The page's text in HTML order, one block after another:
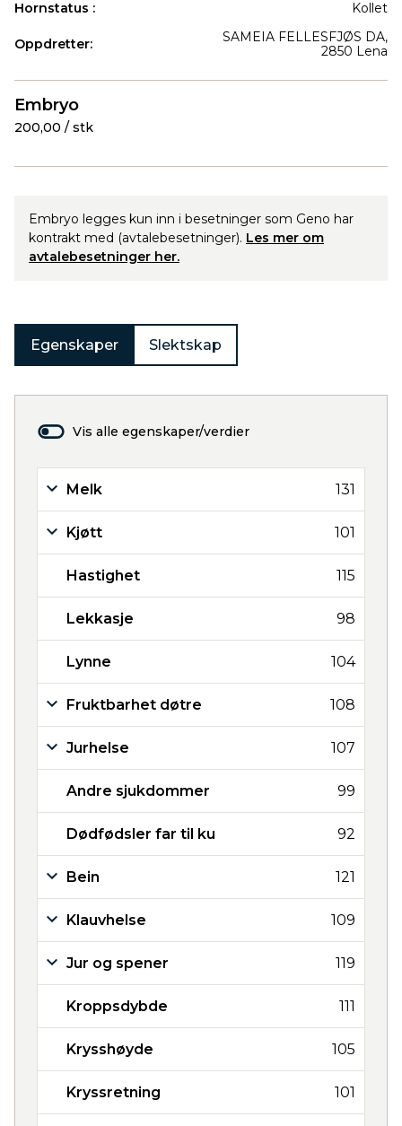
Hornstatus : Kollet
Oppdretter:
SAMEIA FELLESFJØS DA,
2850 Lena
Embryo
200,00 / stk
Embryo legges kun inn i besetninger som Geno har
kontrakt med (avtalebesetninger). Les mer om
avtalebesetninger her.
Egenskaper Slektskap
Vis alle egenskaper/verdier
Melk 131
Kjøtt 101
Hastighet 115
Lekkasje 98
Lynne 104
Fruktbarhet døtre 108
Jurhelse 107
Andre sjukdommer 99
Dødfødsler far til ku 92
Bein 121
Klauvhelse 109
Jur og spener 119
Kroppsdybde 111
Krysshøyde 105
Kryssretning 101